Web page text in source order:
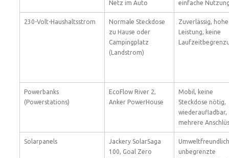
Netz im Auto
einfache
230-Volt-Haushaltsstrom
Normale Steckdose
zu Hause oder
Campingplatz
(Landstrom)
Zuverlässig, hohe
Leistung, keine
Powerbanks
(Powerstations)
EcoFlow River 2,
Anker PowerHouse
Mobil, keine
Steckdose nötig,
wiederaufladbar,
mehrere
Solarpanels
Jackery SolarSaga
100, Goal Zero
unbegrenzte